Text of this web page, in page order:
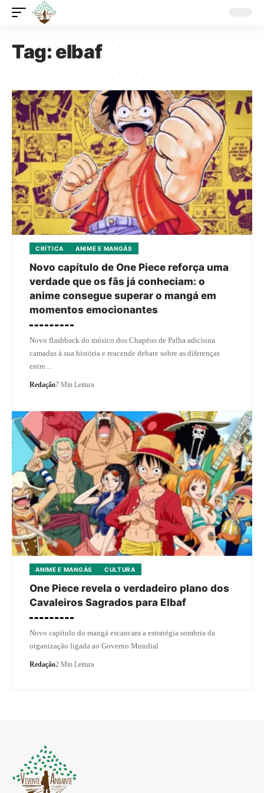
Tag:elbaf
CRÍTICA ANIME E MANGÁS
Novo capítulo de One Piece reforça uma
verdade que os fãs já conheciam: o
anime consegue superar o mangá em
momentos emocionantes
Novo flashback do músico dos Chapéus de Palha adiciona
camadas à sua história e reacende debate sobre as diferenças
entre…
Redação7 Min Leitura
ANIME E MANGÁS CULTURA
One Piece revela o verdadeiro plano dos
Cavaleiros Sagrados para Elbaf
Novo capítulo do mangá escancara a estratégia sombria da
organização ligada ao Governo Mundial
Redação2 Min Leitura